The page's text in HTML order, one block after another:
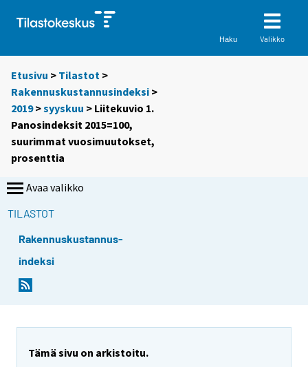
Haku Valikko
Etusivu > Tilastot >
Rakennuskustannusindeksi >
2019>syyskuu > Liitekuvio 1.
Panosindeksit 2015=100,
suurimmat vuosimuutokset,
prosenttia
Avaa valikko
TILASTOT
Rakennuskustannus-
indeksi
Tämä sivu on arkistoitu.